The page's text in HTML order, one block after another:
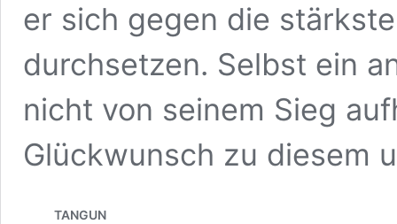
er sich gegen die
durchsetzen. Selbst ein
nicht von seinem Sieg
Glückwunsch zu diesem
TANGUN